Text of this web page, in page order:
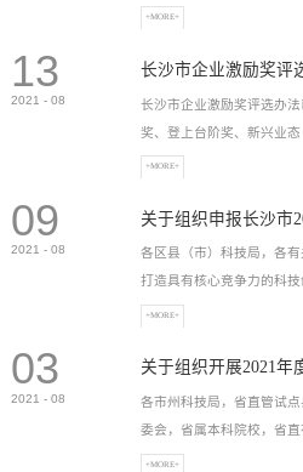
+MORE+
13
2021 - 08
长沙市企业激励奖评
长沙市企业激励奖评选办
奖、登上台阶奖、新兴业态
）奖等，最高奖励2...
+MORE+
09
2021 - 08
各区县（市）科技局，各有
打造具有核心竞争力的科
高新技术企业，充分...
+MORE+
03
2021 - 08
各市州科技局，省直管试
委会，省属本科院校，省直
+MORE+